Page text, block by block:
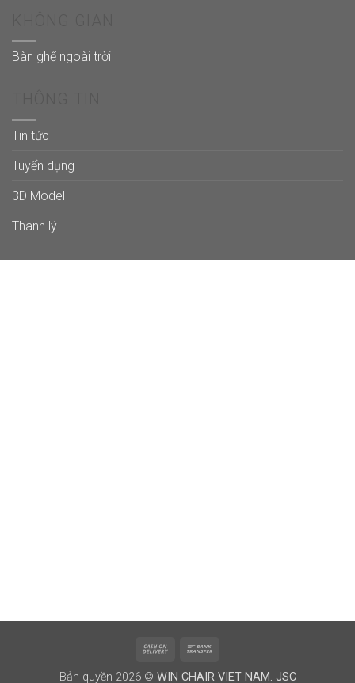
Bàn ghế ngoài trời
Tin tức
Tuyển dụng
3D Model
Thanh lý
Cash
Bản quyền 2026 © WIN CHAIR VIET NAM. JSC